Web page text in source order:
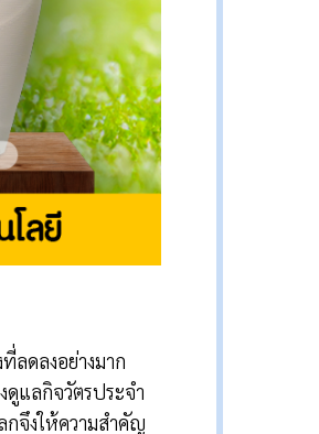
ลดลงอย่างมาก
แลกิจวัตรประจำ
ก​จึงให้ความสำคัญ